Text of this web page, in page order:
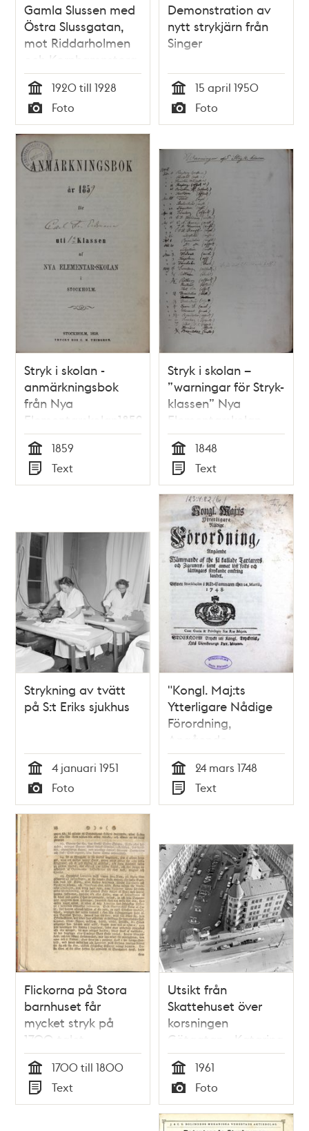
Gamla Slussen med
Östra Slussgatan,
mot Riddarholmen
och Kornhamnstorg
före 1928. I mitten
det s.k.
""Strykjärnet""
Tid
1920 till 1928
Typ
Foto
Demonstration av
nytt strykjärn från
Singer
Tid
15 april 1950
Typ
Foto
Stryk i skolan -
anmärkningsbok
från Nya
Elementarskolan1859
Tid
1859
Typ
Text
Stryk i skolan –
”warningar för Stryk-
klassen” Nya
Elementarskolan
1848
Tid
1848
Typ
Text
Strykning av tvätt
på S:t Eriks sjukhus
Tid
4 januari 1951
Typ
Foto
"Kongl. Maj:ts
Ytterligare Nådige
Förordning,
Angående
Hämmande af the
så kallade Tartarers
och Zigeuners, samt
annat löst folks och
1748
Tid
24 mars 1748
Typ
Text
Flickorna på Stora
barnhuset får
mycket stryk på
1700-talet
Tid
1700 till 1800
Typ
Text
Utsikt från
Skattehuset över
korsningen
Götgatan - Katarina
Bangata med huset
""Strykjärnet"".
Fågelperspektiv.
Essomack på
Katarina Bangata
Tid
1961
Typ
Foto